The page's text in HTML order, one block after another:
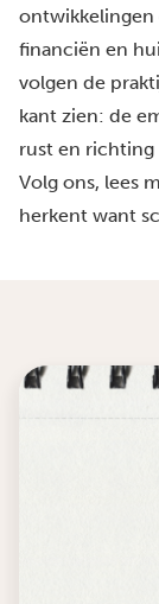
ontwikkelingen
financiën en
volgen de
kant zien: de
rust en richting
Volg ons, lees
herkent want